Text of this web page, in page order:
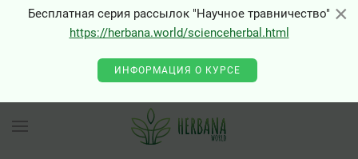
×
Бесплатная серия рассылок "Научное травничество"
https://herbana.world/scienceherbal.html
ИНФОРМАЦИЯ О КУРСЕ
×
0 - Class "Joomla\Input\Json" not found